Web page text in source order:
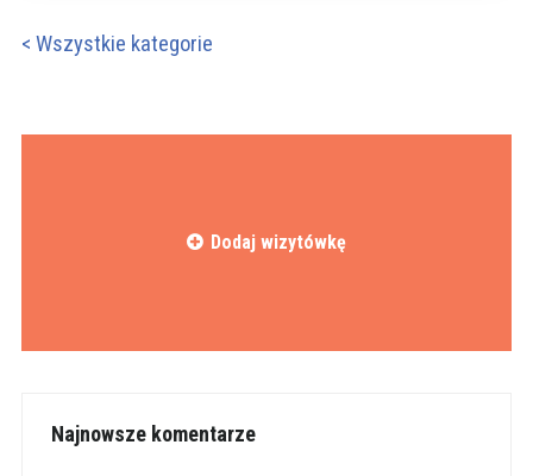
< Wszystkie kategorie
Dodaj wizytówkę
Najnowsze komentarze